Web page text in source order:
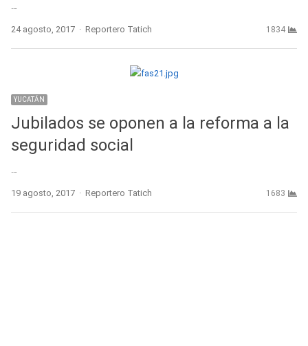
…
24 agosto, 2017 Author
Reportero Tatich 1834
YUCATÁN
Jubilados se oponen a la reforma a la
seguridad social
…
19 agosto, 2017 Author
Reportero Tatich 1683